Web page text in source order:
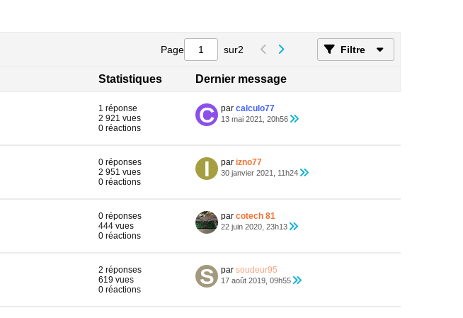
Page sur2 Filtre
Statistiques Dernier message
1 réponse
2 921 vues
0 réactions
par calculo77
13 mai 2021, 20h56
0 réponses
2 951 vues
0 réactions
par izno77
30 janvier 2021, 11h24
0 réponses
444 vues
0 réactions
par cotech 81
22 juin 2020, 23h13
2 réponses
619 vues
0 réactions
par soudeur95
17 août 2019, 09h55